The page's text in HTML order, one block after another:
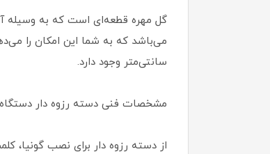
گل مهره قطعه‌ای است که به وسیله‌ آن
سانتی‌متر وجود دارد.
مشخصات فنی دسته رزوه دار
از دسته رزوه دار برای نصب گونیا،